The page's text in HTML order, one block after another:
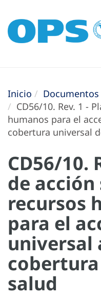
Inicio
Documentos
CD56/10. Rev. 1 -
humanos para el
cobertura universal
CD56/10.
de acción
recursos
para el
universal
salud